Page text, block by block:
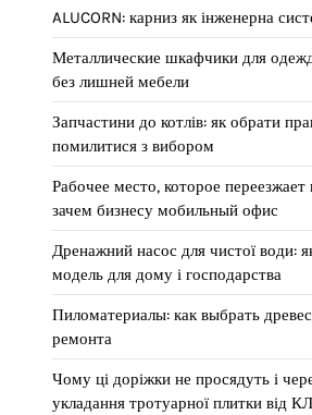
ALUCORN: карниз як інженерна
Металлические шкафчики для
без лишней мебели
Запчастини до котлів: як обрати
помилитися з вибором
Рабочее место, которое
зачем бизнесу мобильный офис
Дренажний насос для чистої води:
модель для дому і господарства
Пиломатериалы: как выбрать
ремонта
Чому ці доріжки не просядуть і
укладання тротуарної плитки від